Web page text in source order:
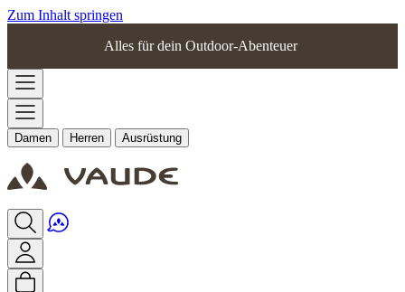
Zum Inhalt springen
Alles für dein Outdoor-Abenteuer
Damen Herren Ausrüstung